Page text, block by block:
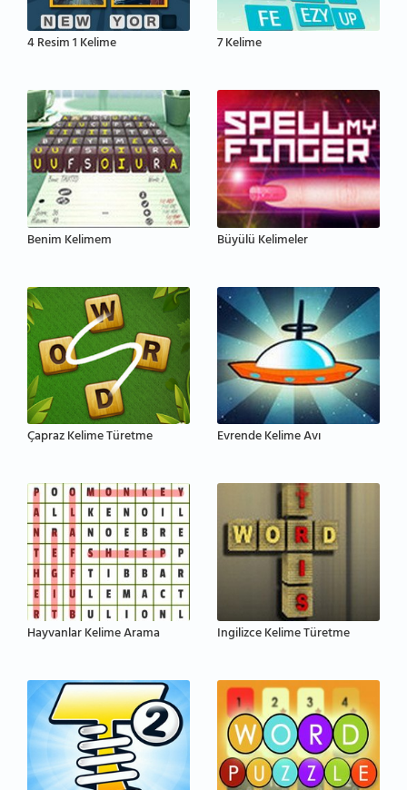
4 Resim 1 Kelime 7 Kelime
Benim Kelimem Büyülü Kelimeler
Çapraz Kelime Türetme Evrende Kelime Avı
Hayvanlar Kelime Arama Ingilizce Kelime Türetme